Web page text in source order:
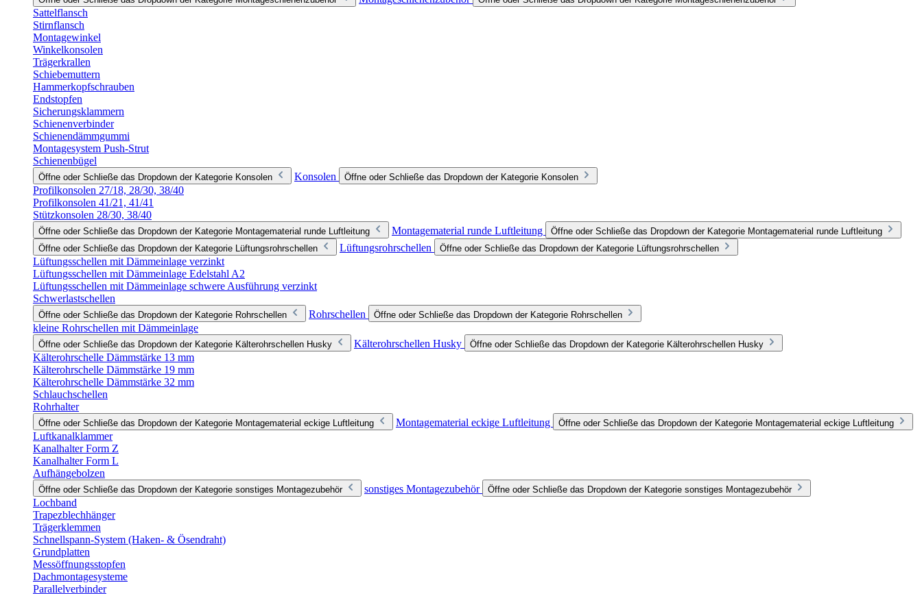
Sattelflansch
Stirnflansch
Montagewinkel
Winkelkonsolen
Trägerkrallen
Schiebemuttern
Hammerkopfschrauben
Endstopfen
Sicherungsklammern
Schienenverbinder
Schienendämmgummi
Montagesystem Push-Strut
Schienenbügel
Öffne oder Schließe das Dropdown der Kategorie Konsolen Konsolen Öffne oder Schließe das Dropdown der Kategorie Konsolen
Profilkonsolen 27/18, 28/30, 38/40
Profilkonsolen 41/21, 41/41
Stützkonsolen 28/30, 38/40
Öffne oder Schließe das Dropdown der Kategorie Montagematerial runde Luftleitung Montagematerial runde Luftleitung
Öffne oder Schließe das Dropdown der Kategorie Montagematerial runde Luftleitung
Öffne oder Schließe das Dropdown der Kategorie Lüftungsrohrschellen
Lüftungsrohrschellen Öffne oder Schließe das Dropdown der Kategorie Lüftungsrohrschellen
Lüftungsschellen mit Dämmeinlage verzinkt
Lüftungsschellen mit Dämmeinlage Edelstahl A2
Lüftungsschellen mit Dämmeinlage schwere Ausführung verzinkt
Schwerlastschellen
Öffne oder Schließe das Dropdown der Kategorie Rohrschellen Rohrschellen Öffne oder Schließe das Dropdown der Kategorie Rohrschellen
kleine Rohrschellen mit Dämmeinlage
Öffne oder Schließe das Dropdown der Kategorie Kälterohrschellen Husky Kälterohrschellen Husky Öffne oder Schließe das Dropdown der Kategorie Kälterohrschellen Husky
Kälterohrschelle Dämmstärke 13 mm
Kälterohrschelle Dämmstärke 19 mm
Kälterohrschelle Dämmstärke 32 mm
Schlauchschellen
Rohrhalter
Öffne oder Schließe das Dropdown der Kategorie Montagematerial eckige Luftleitung Montagematerial eckige Luftleitung Öffne oder Schließe das Dropdown der Kategorie Montagematerial eckige Luftleitung
Luftkanalklammer
Kanalhalter Form Z
Kanalhalter Form L
Aufhängebolzen
Öffne oder Schließe das Dropdown der Kategorie sonstiges Montagezubehör sonstiges Montagezubehör Öffne oder Schließe das Dropdown der Kategorie sonstiges Montagezubehör
Lochband
Trapezblechhänger
Trägerklemmen
Schnellspann-System (Haken- & Ösendraht)
Grundplatten
Messöffnungsstopfen
Dachmontagesysteme
Parallelverbinder